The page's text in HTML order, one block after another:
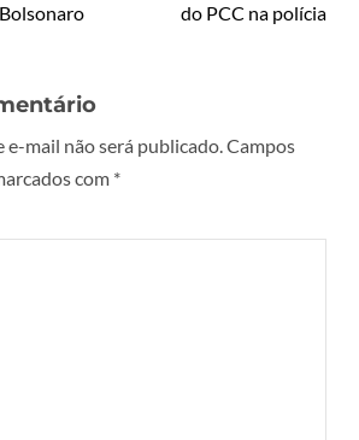
do PCC na polícia
e-mail não será publicado.Campos
com *